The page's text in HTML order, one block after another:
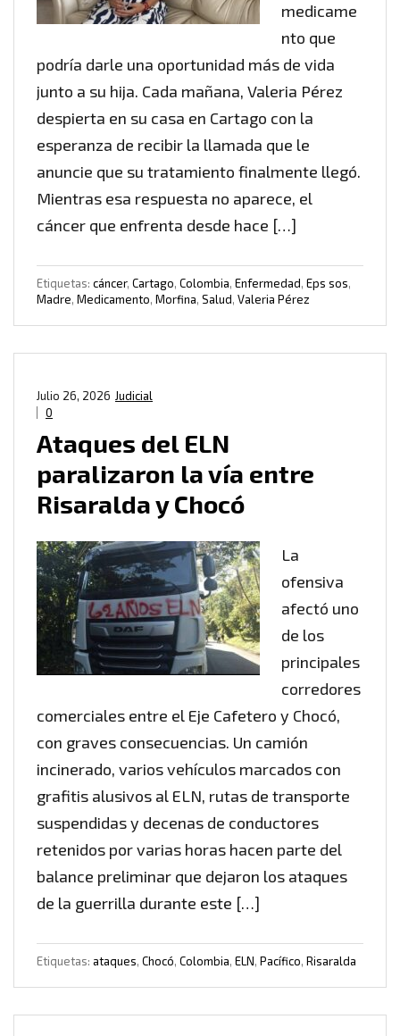
medicame
nto que
podría darle una oportunidad más de vida
junto a su hija. Cada mañana, Valeria Pérez
despierta en su casa en Cartago con la
esperanza de recibir la llamada que le
anuncie que su tratamiento finalmente llegó.
Mientras esa respuesta no aparece, el
cáncer que enfrenta desde hace […]
Etiquetas: cáncer, Cartago, Colombia, Enfermedad, Eps sos,
Madre, Medicamento, Morfina, Salud, Valeria Pérez
Judicial
Julio 26, 2026
0
Ataques del ELN
paralizaron la vía entre
Risaralda y Chocó
La
ofensiva
afectó uno
de los
principales
corredores
comerciales entre el Eje Cafetero y Chocó,
con graves consecuencias. Un camión
incinerado, varios vehículos marcados con
grafitis alusivos al ELN, rutas de transporte
suspendidas y decenas de conductores
retenidos por varias horas hacen parte del
balance preliminar que dejaron los ataques
de la guerrilla durante este […]
Etiquetas: ataques, Chocó, Colombia, ELN, Pacífico, Risaralda